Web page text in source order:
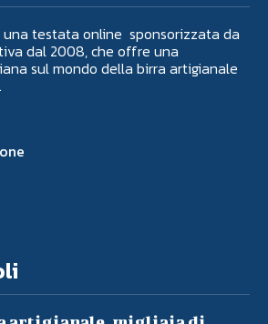
una testata online sponsorizzata da
dal 2008, che offre una
sul mondo della birra artigianale